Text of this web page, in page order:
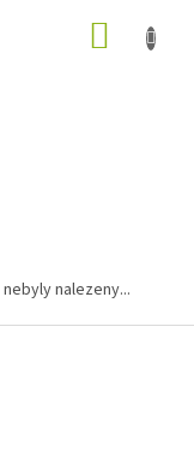
nebyly nalezeny...